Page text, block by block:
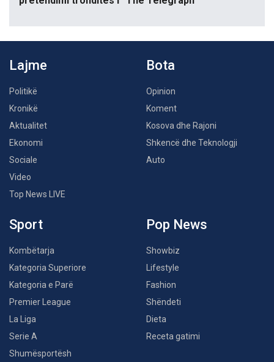
Lajme
Politikë
Kronikë
Aktualitet
Ekonomi
Sociale
Video
Top News LIVE
Bota
Opinion
Koment
Kosova dhe Rajoni
Shkencë dhe Teknologji
Auto
Sport
Kombëtarja
Kategoria Superiore
Kategoria e Parë
Premier League
La Liga
Serie A
Shumësportësh
Pop News
Showbiz
Lifestyle
Fashion
Shëndeti
Dieta
Receta gatimi